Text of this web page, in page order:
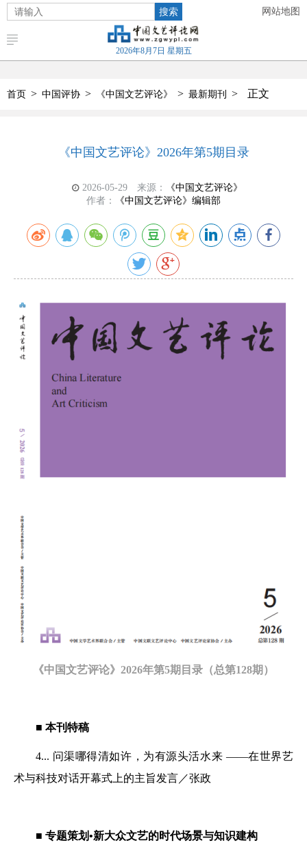
搜索 网站地图
2026年8月7日 星期五
首页 > 中国评协 > 《中国文艺评论》 > 最新期刊 > 正文
《中国文艺评论》2026年第5期目录
2026-05-29 来源：
《中国文艺评论》
作者：
《中国文艺评论》编辑部
《中国文艺评论》2026年第5期目录（总第128期）
■ 本刊特稿
4... 问渠哪得清如许，为有源头活水来 ——在世界艺
术与科技对话开幕式上的主旨发言／张政
■ 专题策划•新大众文艺的时代场景与知识建构